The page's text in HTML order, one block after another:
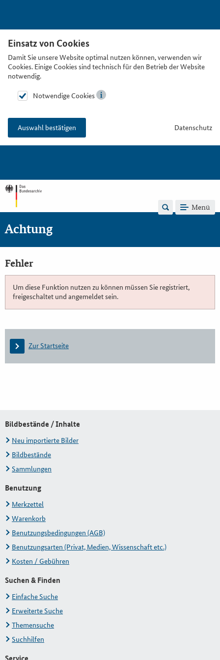
Einsatz von Cookies
Damit Sie unsere Website optimal nutzen können, verwenden wir
Cookies. Einige Cookies sind technisch für den Betrieb der Website
notwendig.
Notwendige Cookies
Auswahl bestätigen Datenschutz
Menü
Achtung
Fehler
Um diese Funktion nutzen zu können müssen Sie registriert,
freigeschaltet und angemeldet sein.
Zur Startseite
Bildbestände / Inhalte
Neu importierte Bilder
Bildbestände
Sammlungen
Benutzung
Merkzettel
Warenkorb
Benutzungsbedingungen (AGB)
Benutzungsarten (Privat, Medien, Wissenschaft etc.)
Kosten / Gebühren
Suchen & Finden
Einfache Suche
Erweiterte Suche
Themensuche
Suchhilfen